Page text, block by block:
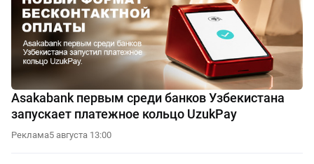
Asakabank первым среди банков Узбекистана
запускает платежное кольцо UzukPay
Реклама5 августа 13:00